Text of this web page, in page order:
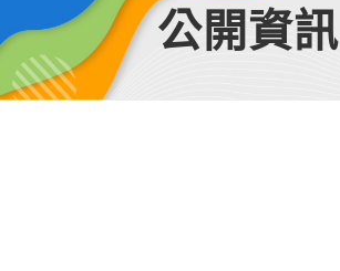
公開資訊